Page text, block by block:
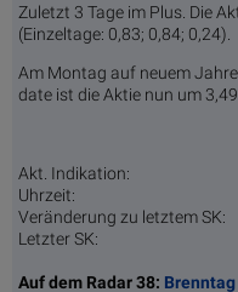
Zuletzt 3 Tage im Plus. Die
(Einzeltage: 0,83; 0,84; 0,24).
Am Montag auf neuem
date ist die Aktie nun um
Akt. Indikation:
Uhrzeit:
Veränderung zu letztem SK:
Letzter SK:
Auf dem Radar 38: Brenntag